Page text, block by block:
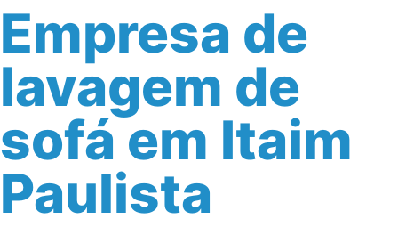
Empresa de
lavagem de
sofá em Itaim
Paulista